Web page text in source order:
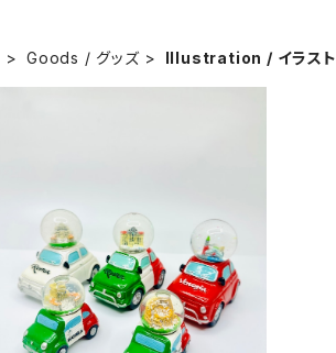
Goods / グッズ Illustration / イラスト
FIAT500 スノードーム （小）
¥2,700